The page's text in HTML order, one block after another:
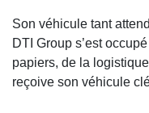
Son véhicule tant
DTI Group s’est
papiers, de la
reçoive son véhicule